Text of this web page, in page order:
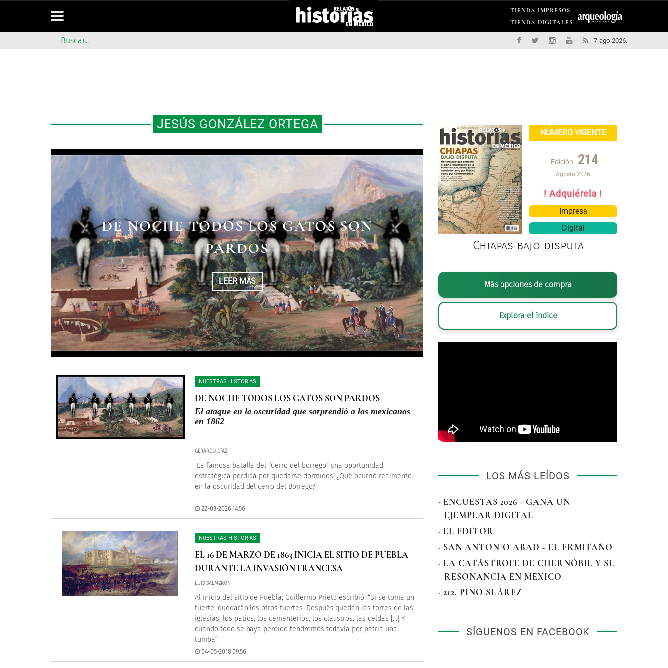
TIENDA IMPRESOS
TIENDA DIGITALES
7-ago-2026.
JESÚS GONZÁLEZ ORTEGA
DE NOCHE TODOS LOS GATOS SON
PARDOS
LEER MÁS
EL 16 DE MARZO DE 1863 INICIA EL
SITIO DE PUEBLA DURANTE LA
INVASIÓN FRANCESA
LEER MÁS
NUESTRAS HISTORIAS
DE NOCHE TODOS LOS GATOS SON PARDOS
El ataque en la oscuridad que sorprendió a los mexicanos
en 1862
GERARDO DÍAZ
La famosa batalla del “Cerro del borrego” una oportunidad
estratégica perdida por quedarse dormidos. ¿Qué ocurrió realmente
en la oscuridad del cerro del Borrego?
...
22-03-2026 14:56
NUESTRAS HISTORIAS
EL 16 DE MARZO DE 1863 INICIA EL SITIO DE PUEBLA
DURANTE LA INVASIÓN FRANCESA
LUIS SALMERÓN
Al inicio del sitio de Puebla, Guillermo Prieto escribió: “Si se toma un
fuerte, quedarán los otros fuertes. Después quedan las torres de las
iglesias, los patios, los cementerios, los claustros, las celdas […] Y
cuando todo se haya perdido tendremos todavía por patria una
tumba”.
04-05-2018 09:56
NÚMERO VIGENTE
Edición 214
Agosto 2026
! Adquiérela !
Impresa
Digital
Chiapas bajo disputa
Más opciones de compra
Explora el índice
LOS MÁS LEÍDOS
· ENCUESTAS 2026 - GANA UN
EJEMPLAR DIGITAL
· EL EDITOR
· SAN ANTONIO ABAD - EL ERMITAÑO
· LA CATÁSTROFE DE CHERNÓBIL Y SU
RESONANCIA EN MÉXICO
· 212. PINO SUÁREZ
SÍGUENOS EN FACEBOOK